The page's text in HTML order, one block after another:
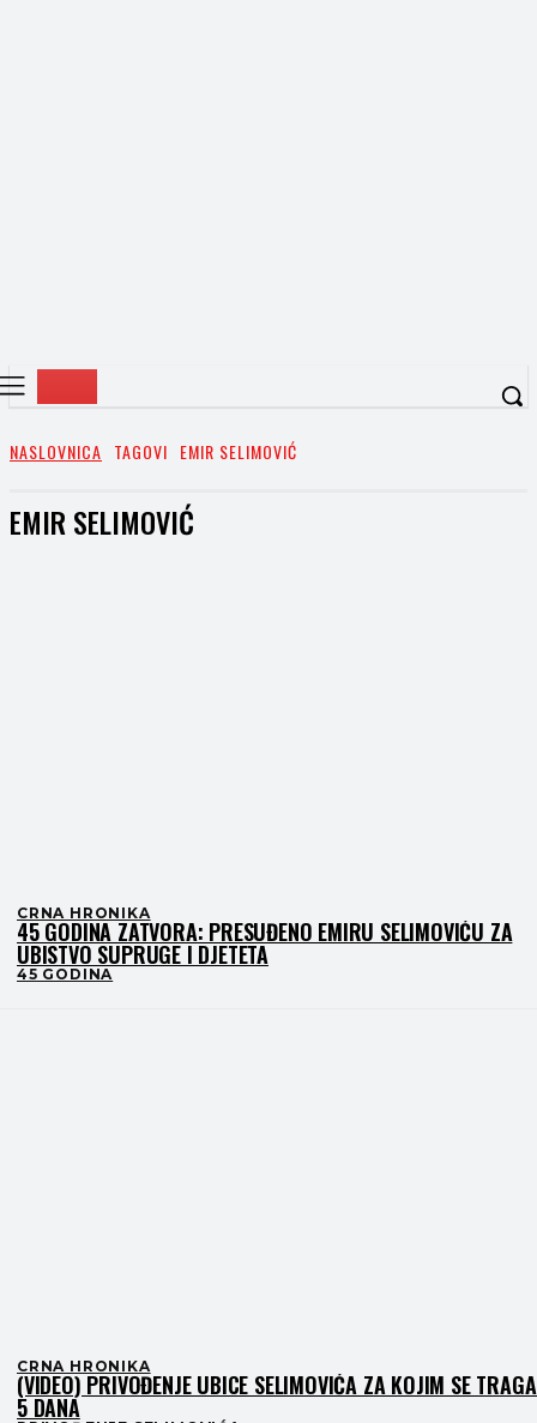
NASLOVNICA TAGOVI EMIR SELIMOVIĆ
EMIR SELIMOVIĆ
CRNA HRONIKA
45 GODINA ZATVORA: PRESUĐENO EMIRU SELIMOVIĆU ZA
UBISTVO SUPRUGE I DJETETA
45 GODINA
CRNA HRONIKA
(VIDEO) PRIVOĐENJE UBICE SELIMOVIĆA ZA KOJIM SE
5 DANA